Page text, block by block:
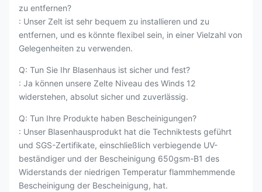
zu entfernen?
: Unser Zelt ist sehr bequem zu installieren und zu
entfernen, und es könnte flexibel sein, in einer Vielzahl von
Gelegenheiten zu verwenden.
Q: Tun Sie Ihr Blasenhaus ist sicher und fest?
: Ja können unsere Zelte Niveau des Winds 12
widerstehen, absolut sicher und zuverlässig.
Q: Tun Ihre Produkte haben Bescheinigungen?
: Unser Blasenhausprodukt hat die Techniktests geführt
und SGS-Zertifikate, einschließlich verbiegende UV-
beständiger und der Bescheinigung 650gsm-B1 des
Widerstands der niedrigen Temperatur flammhemmende
Bescheinigung der Bescheinigung, hat.